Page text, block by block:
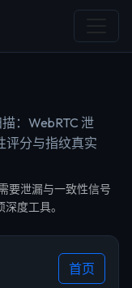
：WebRTC 泄
评分与指纹真实
要泄漏与一致性信号
度工具。
首页